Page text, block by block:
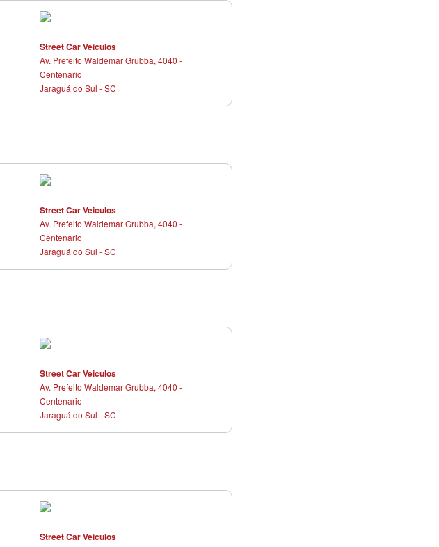
Street Car Veiculos
Av. Prefeito Waldemar Grubba, 4040 -
Centenario
Jaraguá do Sul - SC
Street Car Veiculos
Av. Prefeito Waldemar Grubba, 4040 -
Centenario
Jaraguá do Sul - SC
Street Car Veiculos
Av. Prefeito Waldemar Grubba, 4040 -
Centenario
Jaraguá do Sul - SC
Street Car Veiculos